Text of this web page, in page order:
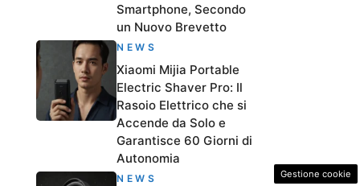
Smartphone, Secondo
un Nuovo Brevetto
NEWS
Xiaomi Mijia Portable
Electric Shaver Pro: Il
Rasoio Elettrico che si
Accende da Solo e
Garantisce 60 Giorni di
Autonomia
NEWS Gestione cookie